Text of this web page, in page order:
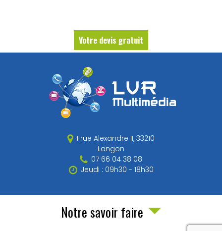
Votre devis gratuit
1 rue Alexandre II, 33210
Langon
07 66 04 38 08
Jeudi : 09h30 - 18h30
Notre savoir faire